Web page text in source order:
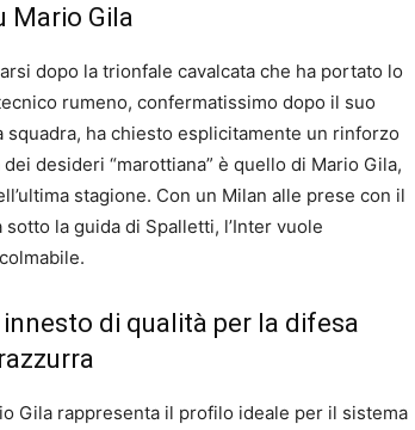
Mario Gila
dopo la trionfale cavalcata che ha portato lo
rumeno, confermatissimo dopo il suo
ha chiesto esplicitamente un rinforzo
desideri “marottiana” è quello di Mario Gila,
stagione. Con un Milan alle prese con il
la guida di Spalletti, l’Inter vuole
innesto di qualità per la difesa
Gila rappresenta il profilo ideale per il sistema